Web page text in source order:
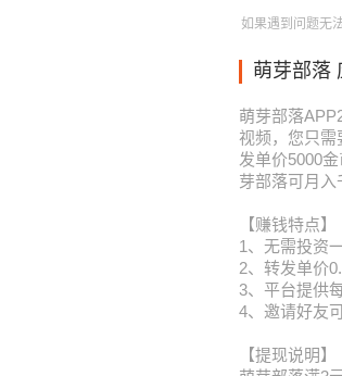
如果遇到问题无
萌芽部落
萌芽部落
视频，您只需
发单价5000
芽部落可月入
【赚钱特点】
1、无需投资
2、转发单价
3、平台提供
4、邀请好友
【提现说明】